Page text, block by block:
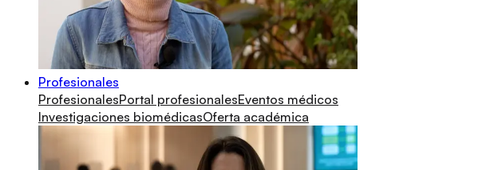
Profesionales
ProfesionalesPortal profesionalesEventos médicos
Investigaciones biomédicasOferta académica